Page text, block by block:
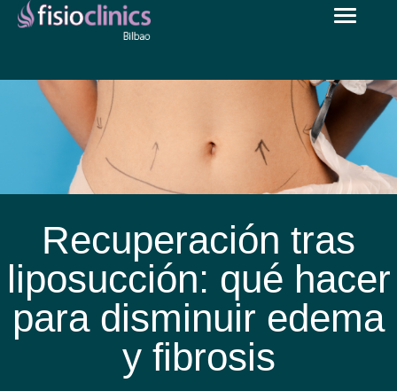
Pasar
principal
Toggle
Recuperación tras
liposucción: qué hacer
para disminuir edema
y fibrosis